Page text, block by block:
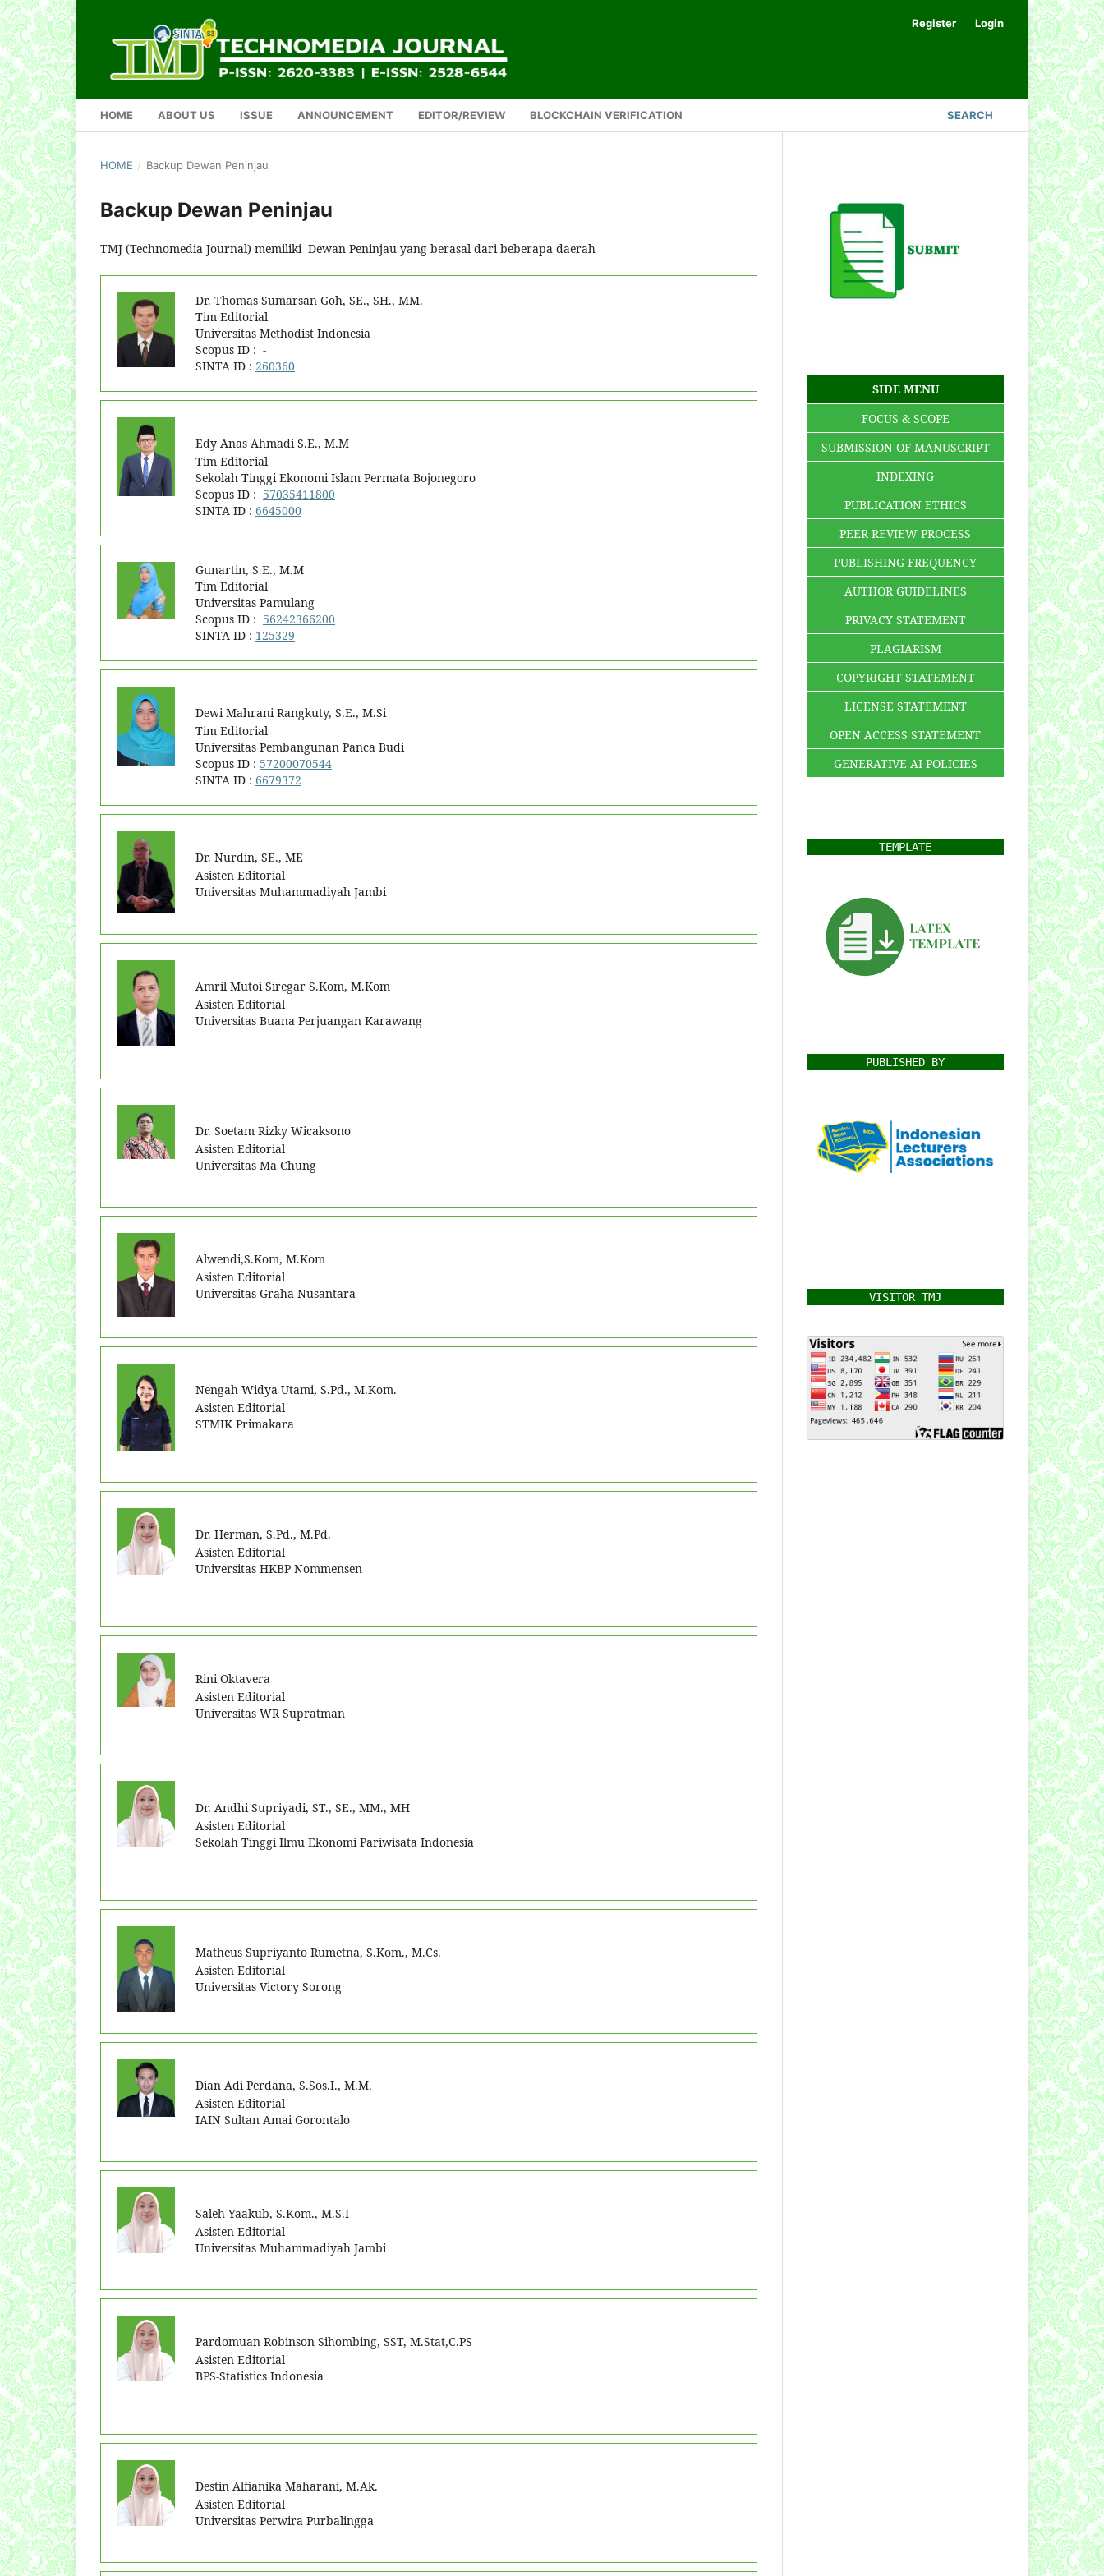
HOME ABOUT US ISSUE ANNOUNCEMENT EDITOR/REVIEW BLOCKCHAIN VERIFICATION SEARCH
Register Login
HOME / Backup Dewan Peninjau
Backup Dewan Peninjau
TMJ (Technomedia Journal) memiliki Dewan Peninjau yang berasal dari beberapa daerah
Dr. Thomas Sumarsan Goh, SE., SH., MM.
Tim Editorial
Universitas Methodist Indonesia
Scopus ID : -
SINTA ID : 260360
Edy Anas Ahmadi S.E., M.M
Tim Editorial
Sekolah Tinggi Ekonomi Islam Permata Bojonegoro
Scopus ID : 57035411800
SINTA ID : 6645000
Gunartin, S.E., M.M
Tim Editorial
Universitas Pamulang
Scopus ID : 56242366200
SINTA ID : 125329
Dewi Mahrani Rangkuty, S.E., M.Si
Tim Editorial
Universitas Pembangunan Panca Budi
Scopus ID : 57200070544
SINTA ID : 6679372
Dr. Nurdin, SE., ME
Asisten Editorial
Universitas Muhammadiyah Jambi
Amril Mutoi Siregar S.Kom, M.Kom
Asisten Editorial
Universitas Buana Perjuangan Karawang
Dr. Soetam Rizky Wicaksono
Asisten Editorial
Universitas Ma Chung
Alwendi,S.Kom, M.Kom
Asisten Editorial
Universitas Graha Nusantara
Nengah Widya Utami, S.Pd., M.Kom.
Asisten Editorial
STMIK Primakara
Dr. Herman, S.Pd., M.Pd.
Asisten Editorial
Universitas HKBP Nommensen
Rini Oktavera
Asisten Editorial
Universitas WR Supratman
Dr. Andhi Supriyadi, ST., SE., MM., MH
Asisten Editorial
Sekolah Tinggi Ilmu Ekonomi Pariwisata Indonesia
Matheus Supriyanto Rumetna, S.Kom., M.Cs.
Asisten Editorial
Universitas Victory Sorong
Dian Adi Perdana, S.Sos.I., M.M.
Asisten Editorial
IAIN Sultan Amai Gorontalo
Saleh Yaakub, S.Kom., M.S.I
Asisten Editorial
Universitas Muhammadiyah Jambi
Pardomuan Robinson Sihombing, SST, M.Stat,C.PS
Asisten Editorial
BPS-Statistics Indonesia
Destin Alfianika Maharani, M.Ak.
Asisten Editorial
Universitas Perwira Purbalingga
SIDE MENU
FOCUS & SCOPE
SUBMISSION OF MANUSCRIPT
INDEXING
PUBLICATION ETHICS
PEER REVIEW PROCESS
PUBLISHING FREQUENCY
AUTHOR GUIDELINES
PRIVACY STATEMENT
PLAGIARISM
COPYRIGHT STATEMENT
LICENSE STATEMENT
OPEN ACCESS STATEMENT
GENERATIVE AI POLICIES
TEMPLATE
PUBLISHED BY
VISITOR TMJ